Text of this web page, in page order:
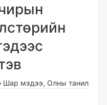
Шар мэдээ, Олны танил